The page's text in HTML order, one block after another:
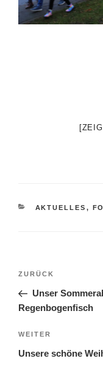
KATEGORIEN
AKTUELLES ,
Vorheriger
Beitrag
ZURÜCK
Unser
Regenbogenfisch
Nächster
Beitrag
WEITER
Unsere schöne